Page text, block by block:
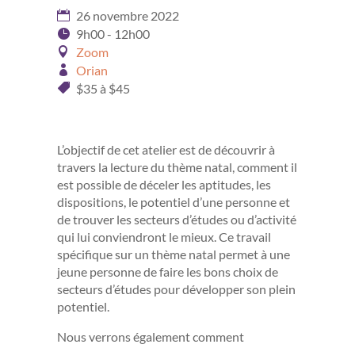
26 novembre 2022
9h00 - 12h00
Zoom
Orian
$35 à $45
L’objectif de cet atelier est de découvrir à
travers la lecture du thème natal, comment il
est possible de déceler les aptitudes, les
dispositions, le potentiel d’une personne et
de trouver les secteurs d’études ou d’activité
qui lui conviendront le mieux. Ce travail
spécifique sur un thème natal permet à une
jeune personne de faire les bons choix de
secteurs d’études pour développer son plein
potentiel.
Nous verrons également comment